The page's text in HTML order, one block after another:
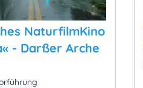
NaturfilmKino
- Darßer Arche